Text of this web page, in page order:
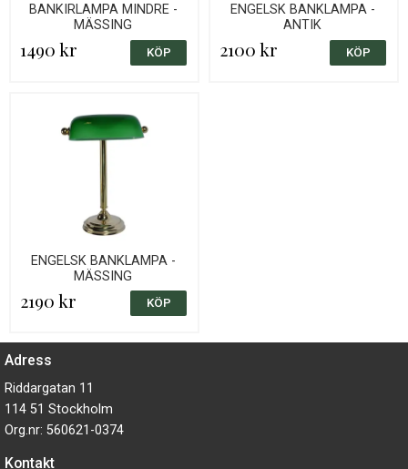
BANKIRLAMPA MINDRE -
MÄSSING
1490 kr
ENGELSK BANKLAMPA -
ANTIK
2100 kr
ENGELSK BANKLAMPA -
MÄSSING
2190 kr
Adress
Riddargatan 11
114 51 Stockholm
Org.nr: 560621-0374
Kontakt